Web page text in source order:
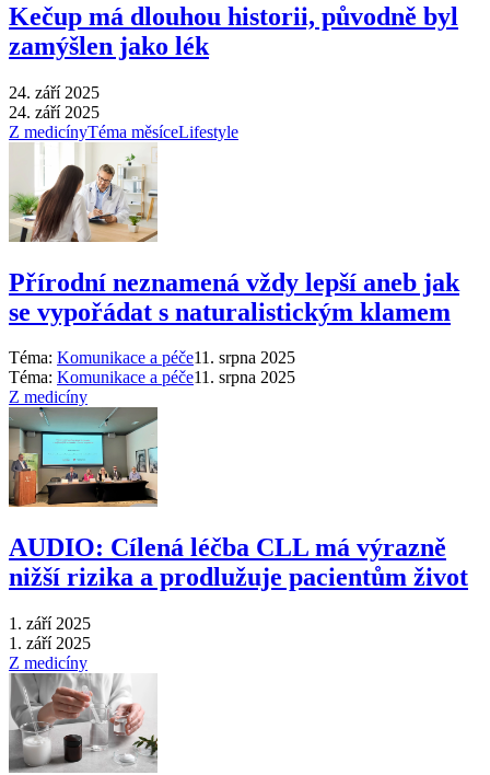
Kečup má dlouhou historii, původně byl
zamýšlen jako lék
24. září 2025
24. září 2025
Z medicínyTéma měsíceLifestyle
Přírodní neznamená vždy lepší aneb jak
se vypořádat s naturalistickým klamem
Téma: Komunikace a péče11. srpna 2025
Téma: Komunikace a péče11. srpna 2025
Z medicíny
AUDIO: Cílená léčba CLL má výrazně
nižší rizika a prodlužuje pacientům život
1. září 2025
1. září 2025
Z medicíny